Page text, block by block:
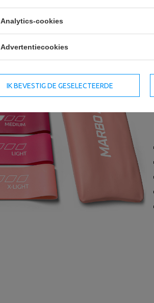
Analytics-cookies
Advertentiecookies
IK BEVESTIG DE GESELECTEERDE